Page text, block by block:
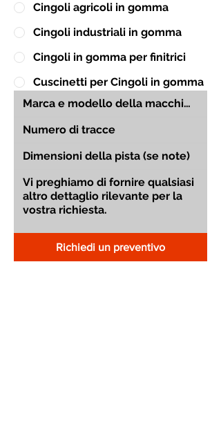
Cingoli agricoli in gomma
Cingoli industriali in gomma
Cingoli in gomma per finitrici
Cuscinetti per Cingoli in gomma
Richiedi un preventivo